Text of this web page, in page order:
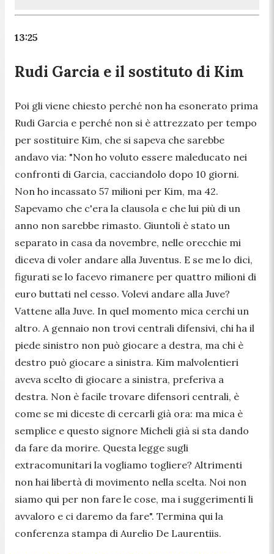
13:25
Rudi Garcia e il sostituto di Kim
Poi gli viene chiesto perché non ha esonerato prima
Rudi Garcia e perché non si è attrezzato per tempo
per sostituire Kim, che si sapeva che sarebbe
andavo via: "Non ho voluto essere maleducato nei
confronti di Garcia, cacciandolo dopo 10 giorni.
Non ho incassato 57 milioni per Kim, ma 42.
Sapevamo che c'era la clausola e che lui più di un
anno non sarebbe rimasto. Giuntoli è stato un
separato in casa da novembre, nelle orecchie mi
diceva di voler andare alla Juventus. E se me lo dici,
figurati se lo facevo rimanere per quattro milioni di
euro buttati nel cesso. Volevi andare alla Juve?
Vattene alla Juve. In quel momento mica cerchi un
altro. A gennaio non trovi centrali difensivi, chi ha il
piede sinistro non può giocare a destra, ma chi è
destro può giocare a sinistra. Kim malvolentieri
aveva scelto di giocare a sinistra, preferiva a
destra. Non è facile trovare difensori centrali, è
come se mi diceste di cercarli già ora: ma mica è
semplice e questo signore Micheli già si sta dando
da fare da morire. Questa legge sugli
extracomunitari la vogliamo togliere? Altrimenti
non hai libertà di movimento nella scelta. Noi non
siamo qui per non fare le cose, ma i suggerimenti li
avvaloro e ci daremo da fare". Termina qui la
conferenza stampa di Aurelio De Laurentiis.